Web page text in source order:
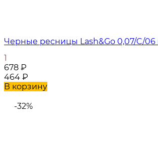
Черные ресницы Lash&Go 0,07/C/06
1
678 ₽
464 ₽
В корзину
-32%